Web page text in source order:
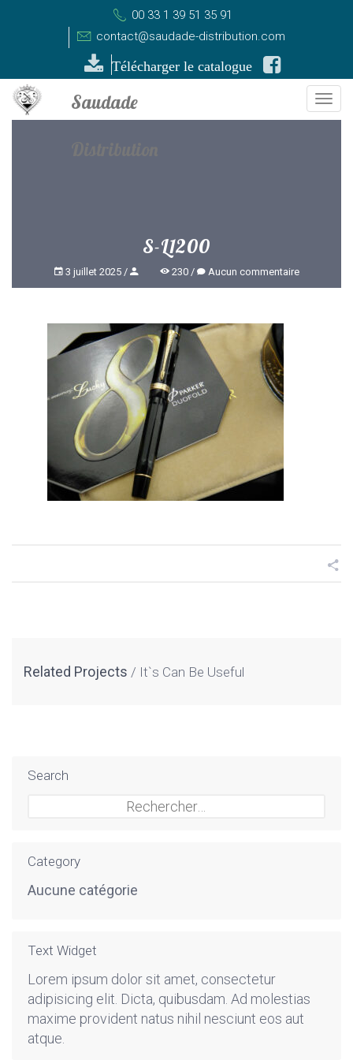
00 33 1 39 51 35 91
contact@saudade-distribution.com
Télécharger le catalogue
S-L1200
3 juillet 2025 230 Aucun commentaire
Related Projects It`s Can Be Useful
Search
Category
Aucune catégorie
Text Widget
Lorem ipsum dolor sit amet, consectetur
adipisicing elit. Dicta, quibusdam. Ad molestias
maxime provident natus nihil nesciunt eos aut
atque.